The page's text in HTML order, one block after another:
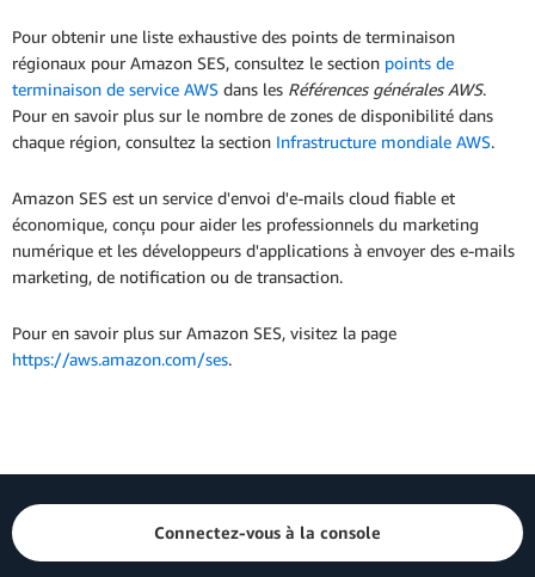
Pour obtenir une liste exhaustive des points de terminaison
régionaux pour Amazon SES, consultez le section points de
terminaison de service AWS dans les Références générales AWS.
Pour en savoir plus sur le nombre de zones de disponibilité dans
chaque région, consultez la section Infrastructure mondiale AWS.
Amazon SES est un service d'envoi d'e-mails cloud fiable et
économique, conçu pour aider les professionnels du marketing
numérique et les développeurs d'applications à envoyer des e-mails
marketing, de notification ou de transaction.
Pour en savoir plus sur Amazon SES, visitez la page
https://aws.amazon.com/ses.
Connectez-vous à la console